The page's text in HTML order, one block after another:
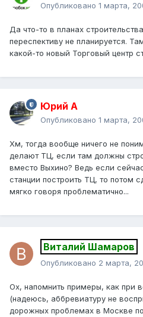
Опубликовано 1 марта,
Да что-то в планах
переспективу не планируется.
какой-то новый Торговый центр
Юрий А
Опубликовано 1 марта,
Хм, тогда вообще ничего не
делают ТЦ, если там должны
вместо Выхино? Ведь если
станции построить ТЦ, то потом
мягко говоря проблематично...
Виталий Шамаров
Опубликовано 2 марта,
Ох, напомнить примеры, как при
(надеюсь, аббревиатуру не
дорожных проблемах в Москве